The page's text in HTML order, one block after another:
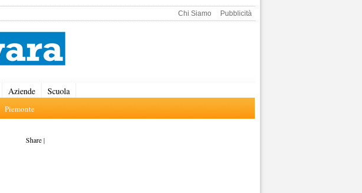
Chi Siamo Pubblicità
Piemonte
Aziende Scuola
Share|